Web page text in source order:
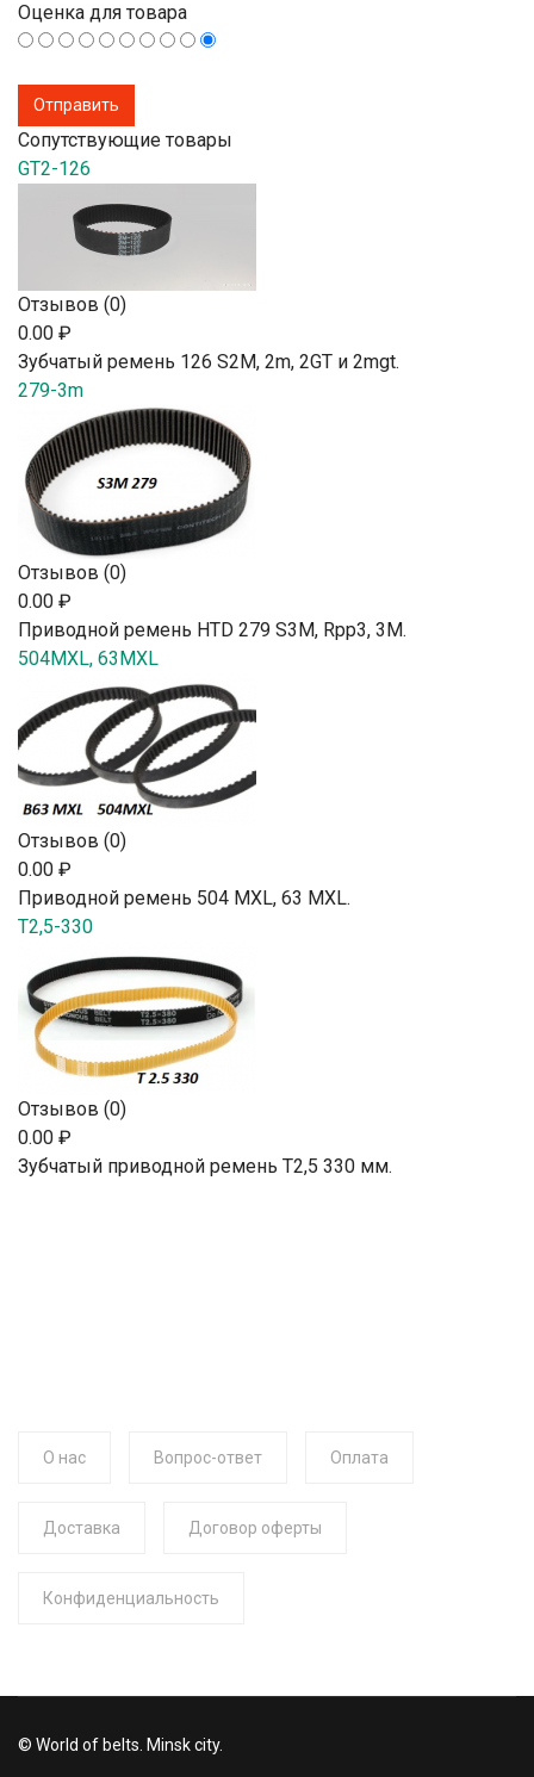
Оценка для товара
Сопутствующие товары
GT2-126
Отзывов (0)
0.00 ₽
Зубчатый ремень 126 S2М, 2m, 2GT и 2mgt.
279-3m
Отзывов (0)
0.00 ₽
Приводной ремень HTD 279 S3M, Rpp3, 3М.
504MXL, 63MXL
Отзывов (0)
0.00 ₽
Приводной ремень 504 MXL, 63 MXL.
T2,5-330
Отзывов (0)
0.00 ₽
Зубчатый приводной ремень T2,5 330 мм.
О нас Вопрос-ответ Оплата
Доставка Договор оферты
Конфиденциальность
© World of belts. Minsk city.